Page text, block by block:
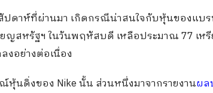
ปดาห์ที่ผ่านมา เกิดกรณีน่าสนใจกับหุ้นของแบ
ยญสหรัฐฯ ในวันพฤหัสบดี เหลือประมาณ 77 เ
งอย่างต่อเนื่อง
หุ้นดิ่งของ Nike นั้น ส่วนหนึ่งมาจากรายงานผล